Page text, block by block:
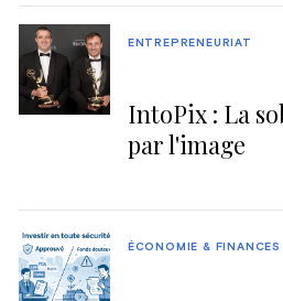
IntoPix : La
par l'image
ENTREPRENEURIAT
ÉCONOMIE & FINANCES